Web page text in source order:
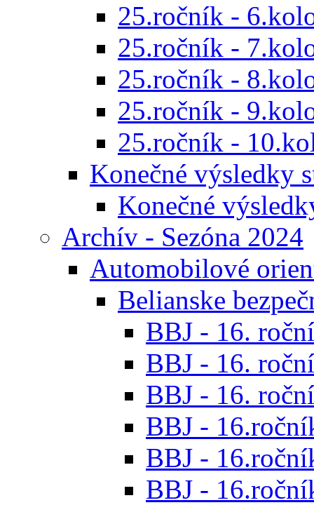
25.ročník -
25.ročník -
25.ročník -
25.ročník -
25.ročník -
Konečné výsledky
Konečné
Archív - Sezóna 2024
Automobilové
Belianske
BBJ - 16.
BBJ - 16.
BBJ - 16.
BBJ -
BBJ -
BBJ -